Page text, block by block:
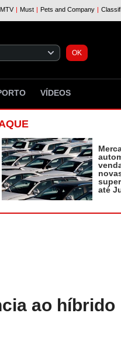
VÍDEOS
até
ao híbrido